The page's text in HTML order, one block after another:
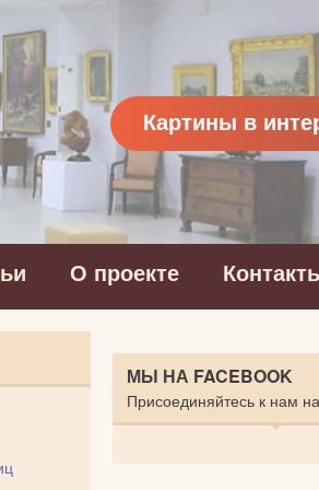
Картины в
О проекте
МЫ НА FACEBOOK
Присоединяйтесь к нам